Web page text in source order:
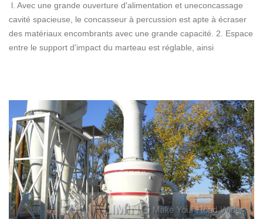
l. Avec une grande ouverture d'alimentation et uneconcassage
cavité spacieuse, le concasseur à percussion est apte à écraser
des matériaux encombrants avec une grande capacité. 2. Espace
entre le support d'impact du marteau est réglable, ainsi